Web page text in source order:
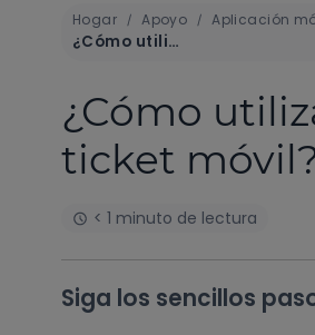
Hogar Apoyo Aplicación
¿Cómo utilizar un ticket móvil?
¿Cómo
ticket
< 1 minuto de lectura
Siga los sencillos